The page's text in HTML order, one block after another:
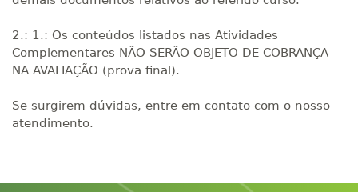
2.: 1.: Os conteúdos listados nas Atividades
Complementares NÃO SERÃO OBJETO DE COBRANÇA
NA AVALIAÇÃO (prova final).
Se surgirem dúvidas, entre em contato com o nosso
atendimento.